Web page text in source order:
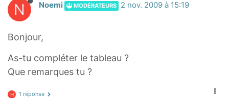
N Noemi MODÉRATEURS 2 nov. 2009 à 15:19
Bonjour,
As-tu compléter le tableau ?
Que remarques tu ?
H 1 réponse